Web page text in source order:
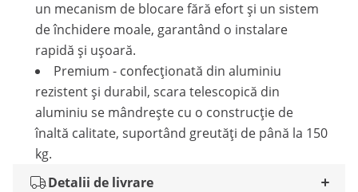
un mecanism de blocare fără efort și un sistem
de închidere moale, garantând o instalare
rapidă și ușoară.
Premium - confecționată din aluminiu
rezistent și durabil, scara telescopică din
aluminiu se mândrește cu o construcție de
înaltă calitate, suportând greutăți de până la 150
kg.
Detalii de livrare